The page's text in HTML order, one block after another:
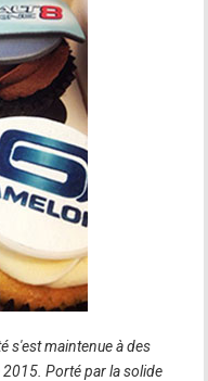
s'est maintenue à des
Porté par la solide